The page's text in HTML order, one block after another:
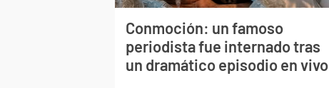
Conmoción: un famoso
periodista fue internado tras
un dramático episodio en vivo